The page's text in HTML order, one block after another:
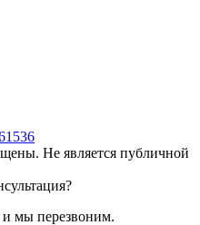
Не является публичной
мы перезвоним.